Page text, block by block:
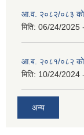
आ.व. २०८२/०८३ को
मिति: 06/24/2025
आ.ब. २०८१/०८२ को
मिति: 10/24/2024
अन्य